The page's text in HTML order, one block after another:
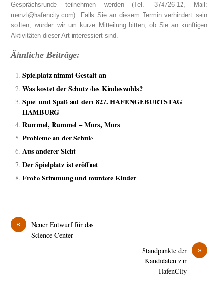
Gesprächsrunde teilnehmen werden (Tel.: 374726-12, Mail:
menzl@hafencity.com). Falls Sie an diesem Termin verhindert sein
sollten, würden wir um kurze Mitteilung bitten, ob Sie an künftigen
Aktivitäten dieser Art interessiert sind.
Ähnliche Beiträge:
Spielplatz nimmt Gestalt an
Was kostet der Schutz des Kindeswohls?
Spiel und Spaß auf dem 827. HAFENGEBURTSTAG
HAMBURG
Rummel, Rummel – Mors, Mors
Probleme an der Schule
Aus anderer Sicht
Der Spielplatz ist eröffnet
Frohe Stimmung und muntere Kinder
«
Neuer Entwurf für das
Science-Center
»
Standpunkte der
Kandidaten zur
HafenCity